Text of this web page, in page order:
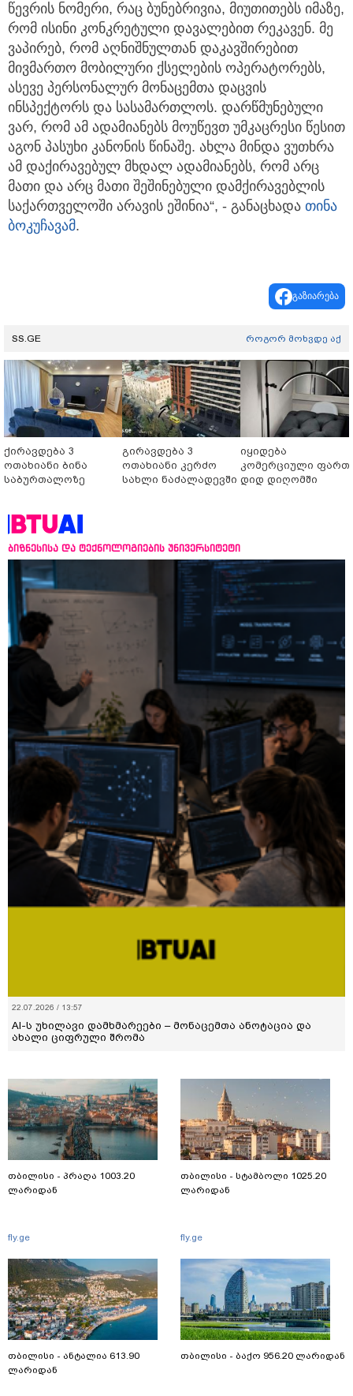
წევრის ნომერი, რაც ბუნებრივია, მიუთითებს იმაზე,
რომ ისინი კონკრეტული დავალებით რეკავენ. მე
ვაპირებ, რომ აღნიშნულთან დაკავშირებით
მივმართო მობილური ქსელების ოპერატორებს,
ასევე პერსონალურ მონაცემთა დაცვის
ინსპექტორს და სასამართლოს. დარწმუნებული
ვარ, რომ ამ ადამიანებს მოუწევთ უმკაცრესი წესით
აგონ პასუხი კანონის წინაშე. ახლა მინდა ვუთხრა
ამ დაქირავებულ მხდალ ადამიანებს, რომ არც
მათი და არც მათი შეშინებული დამქირავებლის
საქართველოში არავის ეშინია“, - განაცხადა თინა
ბოკუჩავამ.
გაზიარება
SS.GE როგორ მოხვდე აქ
ქირავდება 3
ოთახიანი ბინა
საბურთალოზე
გირავდება 3
ოთახიანი კერძო
სახლი ნაძალადევში
იყიდება
კომერციული
დიდ დიღომში
ბიზნესისა და ტექნოლოგიების უნივერსიტეტი
22.07.2026 / 13:57
AI-ს უხილავი დამხმარეები – მონაცემთა ანოტაცია და
ახალი ციფრული შრომა
თბილისი - პრაღა 1003.20
ლარიდან
fly.ge
თბილისი - ანტალია 613.90
ლარიდან
თბილისი - სტამბოლი 1025.20
ლარიდან
fly.ge
თბილისი - ბაქო 956.20 ლარიდან